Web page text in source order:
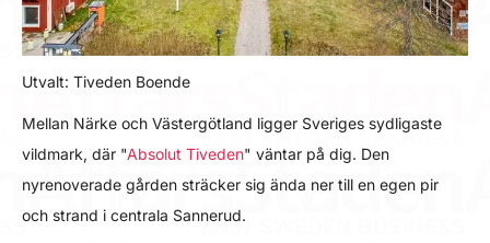
Utvalt: Tiveden Boende
Mellan Närke och Västergötland ligger Sveriges sydligaste
vildmark, där "Absolut Tiveden" väntar på dig. Den
nyrenoverade gården sträcker sig ända ner till en egen pir
och strand i centrala Sannerud.